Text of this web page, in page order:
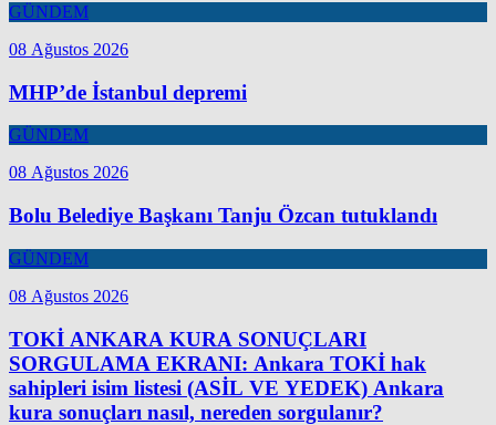
GÜNDEM
08 Ağustos 2026
MHP’de İstanbul depremi
GÜNDEM
08 Ağustos 2026
Bolu Belediye Başkanı Tanju Özcan tutuklandı
GÜNDEM
08 Ağustos 2026
TOKİ ANKARA KURA SONUÇLARI
SORGULAMA EKRANI: Ankara TOKİ hak
sahipleri isim listesi (ASİL VE YEDEK) Ankara
kura sonuçları nasıl, nereden sorgulanır?